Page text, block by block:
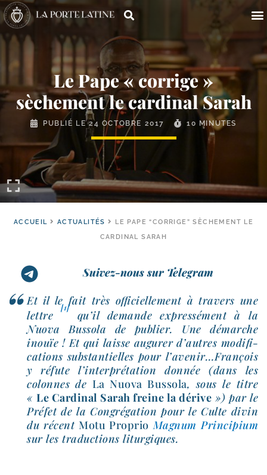
Le Pape « corrige »
sèchement le cardinal Sarah
PUBLIÉ LE24 OCTOBRE 2017 10 MINUTES
ACCUEIL ACTUALITÉS
LE PAPE “CORRIGE” SÈCHEMENT LE
CARDINAL SARAH
Suivez-nous sur Telegram
Et il le fait très offi­ciel­le­ment à tra­vers une
lettre
[1]
qu’il demande expres­sé­ment à la
Nuova Bussola de publier. Une démarche
inouïe ! Et qui laisse augu­rer d’autres modi­fi­
ca­tions sub­stan­tielles pour l’avenir…François
y réfute l’in­ter­pré­ta­tion don­née (dans les
colonnes de La Nuova Bussola, sous le titre
« Le Cardinal Sarah freine la dérive ») par le
Préfet de la Congrégation pour le Culte divin
du récentMotu Proprio Magnum Principium
sur les tra­duc­tions liturgiques.